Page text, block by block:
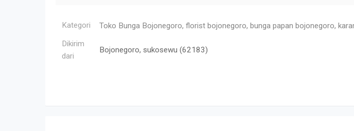
Kategori Toko Bunga Bojonegoro, florist bojonegoro, bunga papan bojonegoro,
Dikirim
dari
Bojonegoro, sukosewu (62183)